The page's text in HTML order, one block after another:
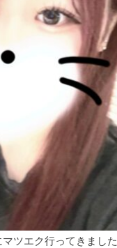
ツエク行ってきました